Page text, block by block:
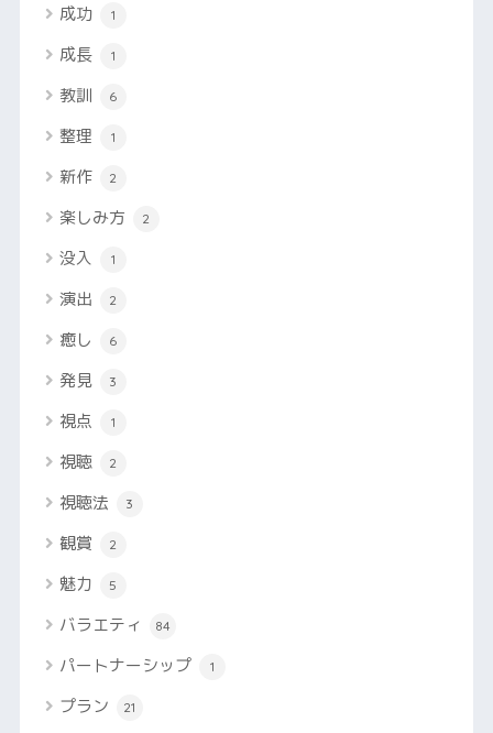
成功 1
成長 1
教訓 6
整理 1
新作 2
楽しみ方 2
没入 1
演出 2
癒し 6
発見 3
視点 1
視聴 2
視聴法 3
観賞 2
魅力 5
バラエティ 84
パートナーシップ 1
プラン 21